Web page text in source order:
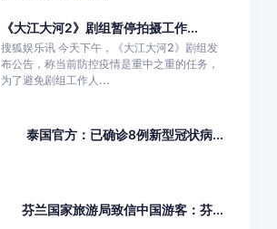
《大江大河2》剧组暂停拍摄工作...
搜狐娱乐讯 今天下午，《大江大河2》剧组发
布公告，称当前防控疫情是重中之重的任务，
为了避免剧组工作人...
泰国官方：已确诊8例新型冠状病...
芬兰国家旅游局致信中国游客：芬...